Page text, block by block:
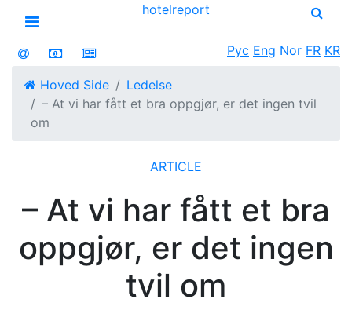
Open menu
hotelreport
Рус Eng Nor FR KR
Hoved Side
Ledelse
– At vi har fått et bra oppgjør, er det ingen tvil
om
ARTICLE
– At vi har fått et bra
oppgjør, er det ingen
tvil om